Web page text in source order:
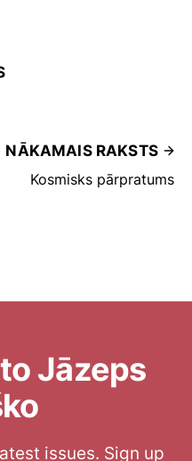
NĀKAMAIS RAKSTS
Kosmisks pārpratums
Jāzeps
issues. Sign up